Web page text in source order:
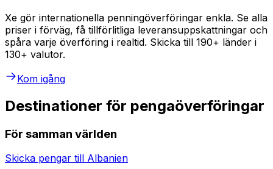
Xe gör internationella penningöverföringar enkla. Se alla
priser i förväg, få tillförlitliga leveransuppskattningar och
spåra varje överföring i realtid. Skicka till 190+ länder i
130+ valutor.
Kom igång
Destinationer för pengaöverföringar
För samman världen
Skicka pengar till Albanien